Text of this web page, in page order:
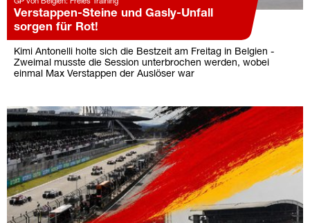
Verstappen-Steine und Gasly-Unfall
sorgen für Rot!
Kimi Antonelli holte sich die Bestzeit am Freitag in Belgien -
Zweimal musste die Session unterbrochen werden, wobei
einmal Max Verstappen der Auslöser war